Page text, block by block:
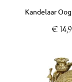
Kandelaar
€